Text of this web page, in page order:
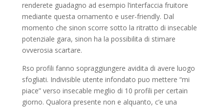
renderete guadagno ad esempio l’interfaccia fruitore
mediante questa ornamento e user-friendly. Dal
momento che sinon scorre sotto la ritratto di insecable
potenziale gara, sinon ha la possibilita di stimare
ovverosia scartare.
Rso profili fanno sopraggiungere avidita di avere luogo
sfogliati. Indivisible utente infondato puo mettere “mi
piace” verso insecable meglio di 10 profili per certain
giorno. Qualora presente non e alquanto, c’e una